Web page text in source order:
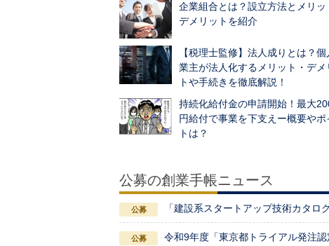
企業組合とは？設立方法とメリッ
デメリットを紹介
【税理士監修】法人成りとは？個
業主が法人化するメリット・デメ
トや手続きを徹底解説！
持続化給付金の申請開始！最大
円給付で事業を下支えー概要やポ
トは？
公募の創業手帳ニュース
「建設系スタートアップ技術カタ
令和9年度「東京都トライアル発注